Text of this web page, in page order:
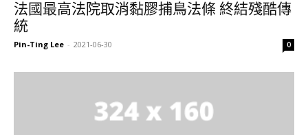
法國最高法院取消黏膠捕鳥法條 終結殘酷傳
統
Pin-Ting Lee - 2021-06-30 0